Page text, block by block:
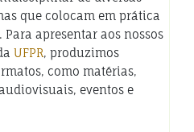
que colocam em prática
apresentar aos nossos
UFPR, produzimos
como matérias,
eventos e